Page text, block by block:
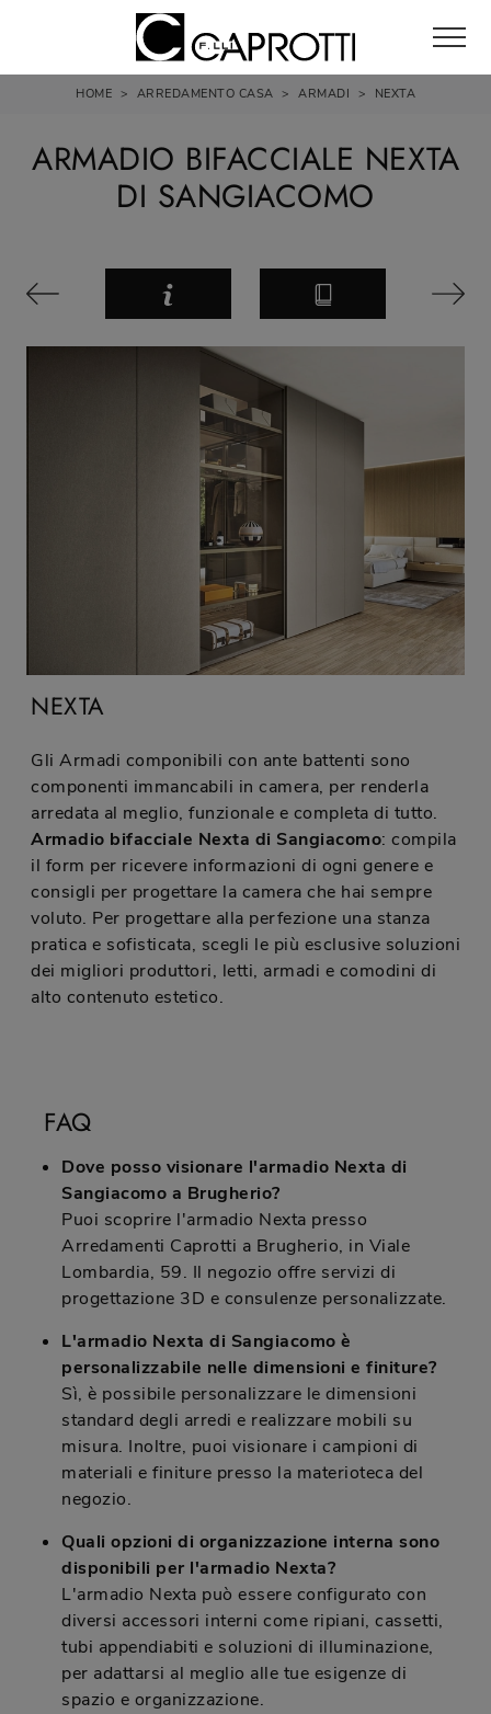
HOME > ARREDAMENTO CASA > ARMADI > NEXTA
ARMADIO BIFACCIALE NEXTA
DI SANGIACOMO
NEXTA
Gli Armadi componibili con ante battenti sono
componenti immancabili in camera, per renderla
arredata al meglio, funzionale e completa di tutto.
Armadio bifacciale Nexta di Sangiacomo: compila
il form per ricevere informazioni di ogni genere e
consigli per progettare la camera che hai sempre
voluto. Per progettare alla perfezione una stanza
pratica e sofisticata, scegli le più esclusive soluzioni
dei migliori produttori, letti, armadi e comodini di
alto contenuto estetico.
FAQ
Dove posso visionare l'armadio Nexta di
Sangiacomo a Brugherio?
Puoi scoprire l'armadio Nexta presso
Arredamenti Caprotti a Brugherio, in Viale
Lombardia, 59. Il negozio offre servizi di
progettazione 3D e consulenze personalizzate.
L'armadio Nexta di Sangiacomo è
personalizzabile nelle dimensioni e finiture?
Sì, è possibile personalizzare le dimensioni
standard degli arredi e realizzare mobili su
misura. Inoltre, puoi visionare i campioni di
materiali e finiture presso la materioteca del
negozio.
Quali opzioni di organizzazione interna sono
disponibili per l'armadio Nexta?
L'armadio Nexta può essere configurato con
diversi accessori interni come ripiani, cassetti,
tubi appendiabiti e soluzioni di illuminazione,
per adattarsi al meglio alle tue esigenze di
spazio e organizzazione.